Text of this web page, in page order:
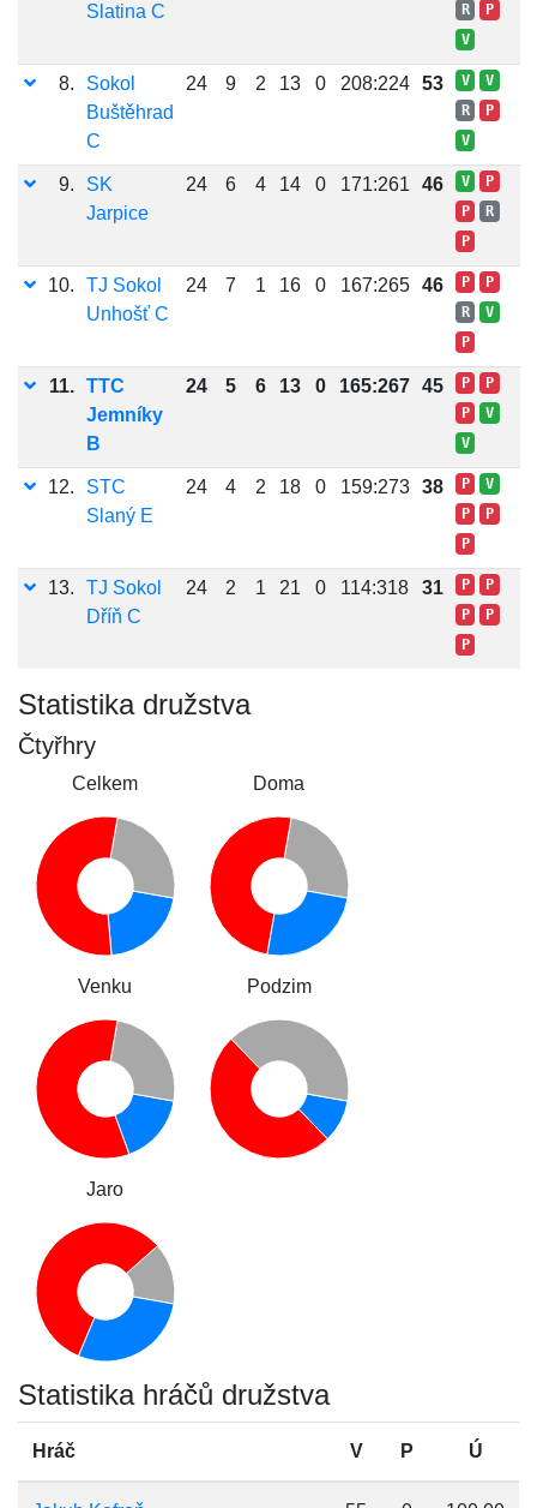
Slatina C
R
P
V
8.
Sokol
Buštěhrad
C
24 9 2 13 0 208:224 53 V
V
R
P
V
9.
SK
Jarpice
24 6 4 14 0 171:261 46 V
P
P
R
P
10.
TJ Sokol
Unhošť C
24 7 1 16 0 167:265 46 P
P
R
V
P
11. TTC
Jemníky
B
24 5 6 13 0 165:267 45 P
P
P
V
V
12.
STC
Slaný E
24 4 2 18 0 159:273 38 P
V
P
P
P
13.
TJ Sokol
Dříň C
24 2 1 21 0 114:318 31 P
P
P
P
P
Statistika družstva
Čtyřhry
Celkem Doma
Venku Podzim
Jaro
Statistika hráčů družstva
Hráč V P Ú